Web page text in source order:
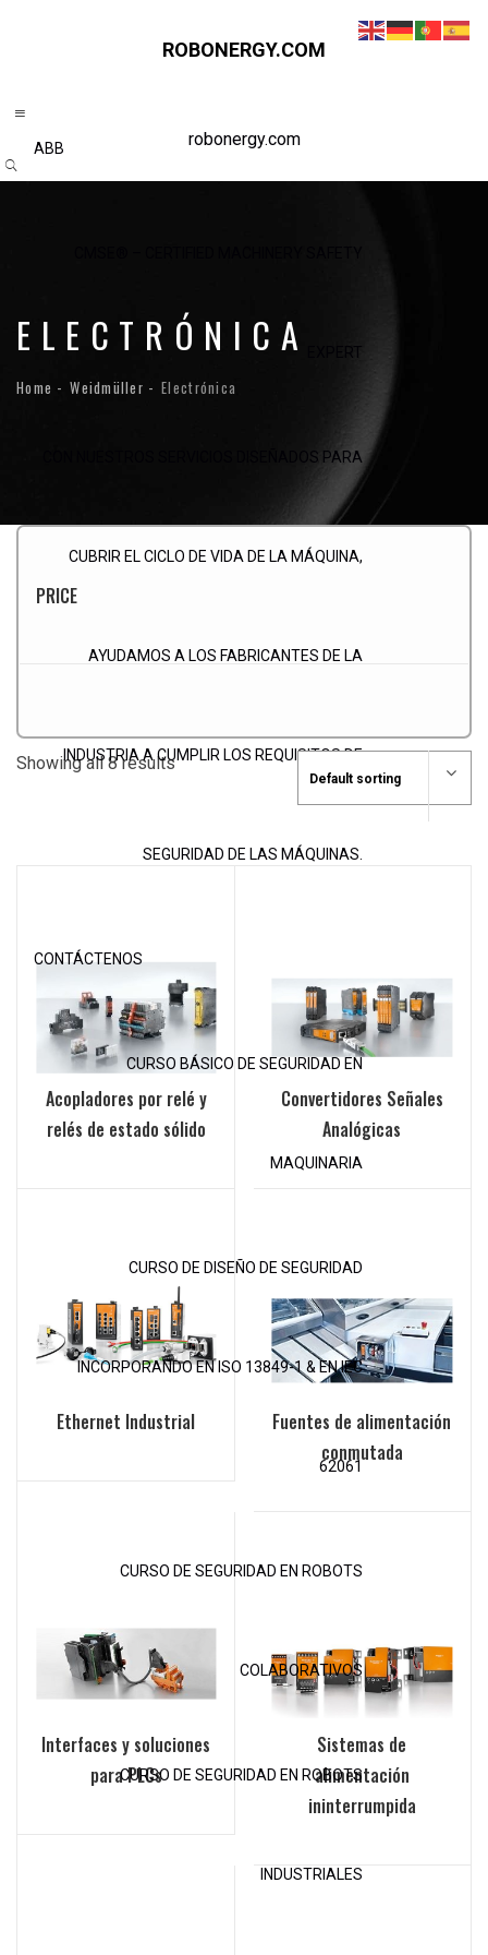
ROBONERGY.COM
ABB
EXPERT
CON NUESTROS SERVICIOS DISEÑADOS PARA
CUBRIR EL CICLO DE VIDA DE LA MÁQUINA,
AYUDAMOS A LOS FABRICANTES DE LA
INDUSTRIA A CUMPLIR LOS REQUISITOS DE
SEGURIDAD DE LAS MÁQUINAS.
CONTÁCTENOS
CURSO BÁSICO DE SEGURIDAD EN
MAQUINARIA
CURSO DE DISEÑO DE SEGURIDAD
INCORPORANDO EN ISO 13849-1 & EN IEC
62061
CURSO DE SEGURIDAD EN ROBOTS
COLABORATIVOS
CURSO DE SEGURIDAD EN ROBOTS
INDUSTRIALES
robonergy.com
ELECTRÓNICA
Home Weidmüller Electrónica
PRICE
Showing all 8 results
Acopladores por relé y
relés de estado sólido
Convertidores Señales
Analógicas
Ethernet Industrial
Fuentes de alimentación
conmutada
Interfaces y soluciones
para PLCs
Sistemas de
alimentación
ininterrumpida